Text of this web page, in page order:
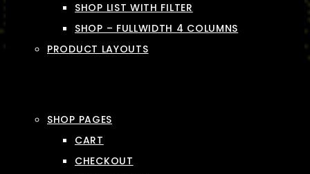
SHOP LIST WITH FILTER
SHOP – FULLWIDTH 4 COLUMNS
PRODUCT LAYOUTS
SHOP PAGES
CART
CHECKOUT